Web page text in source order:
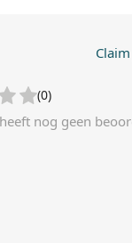
(0)
nog geen